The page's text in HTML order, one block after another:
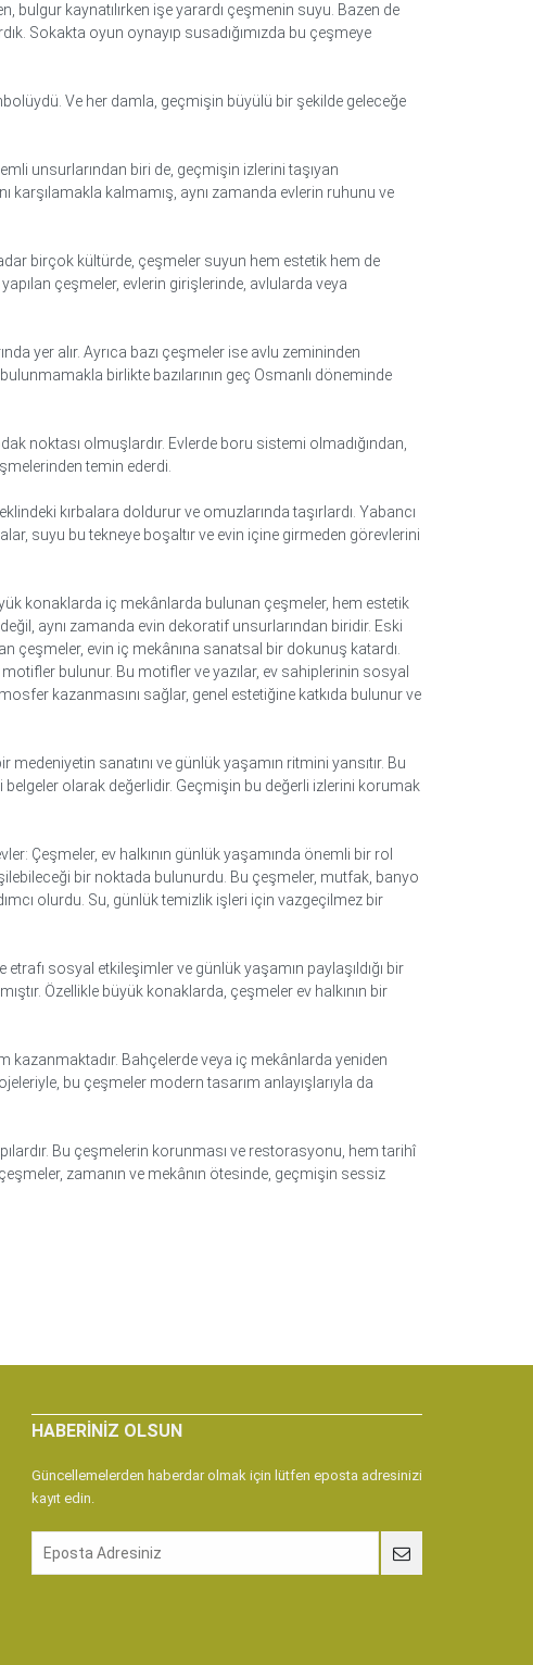
bulgur kaynatılırken işe yarardı çeşmenin suyu. Bazen de
Sokakta oyun oynayıp susadığımızda bu çeşmeye
Ve her damla, geçmişin büyülü bir şekilde geleceğe
unsurlarından biri de, geçmişin izlerini taşıyan
karşılamakla kalmamış, aynı zamanda evlerin ruhunu ve
birçok kültürde, çeşmeler suyun hem estetik hem de
çeşmeler, evlerin girişlerinde, avlularda veya
yer alır. Ayrıca bazı çeşmeler ise avlu zemininden
birlikte bazılarının geç Osmanlı döneminde
noktası olmuşlardır. Evlerde boru sistemi olmadığından,
temin ederdi.
kırbalara doldurur ve omuzlarında taşırlardı. Yabancı
suyu bu tekneye boşaltır ve evin içine girmeden görevlerini
konaklarda iç mekânlarda bulunan çeşmeler, hem estetik
aynı zamanda evin dekoratif unsurlarından biridir. Eski
çeşmeler, evin iç mekânına sanatsal bir dokunuş katardı.
bulunur. Bu motifler ve yazılar, ev sahiplerinin sosyal
kazanmasını sağlar, genel estetiğine katkıda bulunur ve
sanatını ve günlük yaşamın ritmini yansıtır. Bu
belgeler olarak değerlidir. Geçmişin bu değerli izlerini korumak
Çeşmeler, ev halkının günlük yaşamında önemli bir rol
bir noktada bulunurdu. Bu çeşmeler, mutfak, banyo
olurdu. Su, günlük temizlik işleri için vazgeçilmez bir
sosyal etkileşimler ve günlük yaşamın paylaşıldığı bir
Özellikle büyük konaklarda, çeşmeler ev halkının bir
kazanmaktadır. Bahçelerde veya iç mekânlarda yeniden
bu çeşmeler modern tasarım anlayışlarıyla da
Bu çeşmelerin korunması ve restorasyonu, hem tarihî
zamanın ve mekânın ötesinde, geçmişin sessiz
HABERINIZ OLSUN
Güncellemelerden haberdar olmak için lütfen eposta adresinizi
kayıt edin.